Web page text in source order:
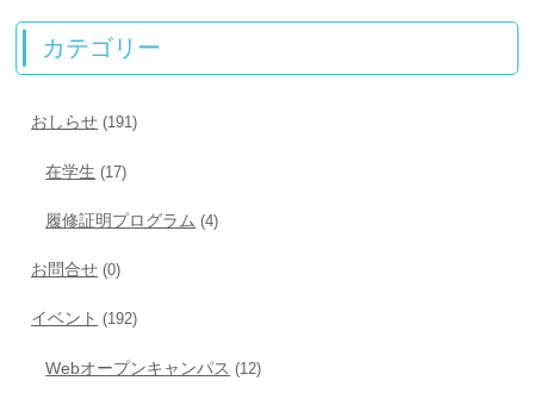
カテゴリー
おしらせ (191)
在学生 (17)
履修証明プログラム (4)
お問合せ (0)
イベント (192)
Webオープンキャンパス (12)